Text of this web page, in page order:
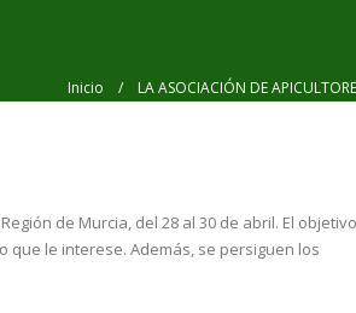
Inicio / LA ASOCIACIÓN DE
de Murcia, del 28 al 30 de abril. El
le interese. Además, se persiguen los